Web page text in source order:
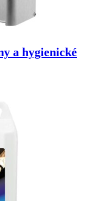
a hygienické